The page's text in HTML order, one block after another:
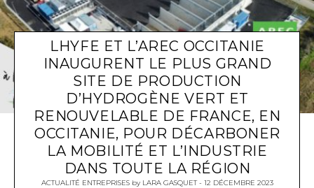
LHYFE ET L’AREC OCCITANIE
INAUGURENT LE PLUS GRAND
SITE DE PRODUCTION
D’HYDROGÈNE VERT ET
RENOUVELABLE DE FRANCE, EN
OCCITANIE, POUR DÉCARBONER
LA MOBILITÉ ET L’INDUSTRIE
DANS TOUTE LA RÉGION
ACTUALITÉ ENTREPRISES by LARA GASQUET 12 DÉCEMBRE 2023